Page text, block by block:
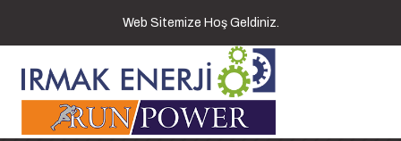
Web Sitemize Hoş Geldiniz.